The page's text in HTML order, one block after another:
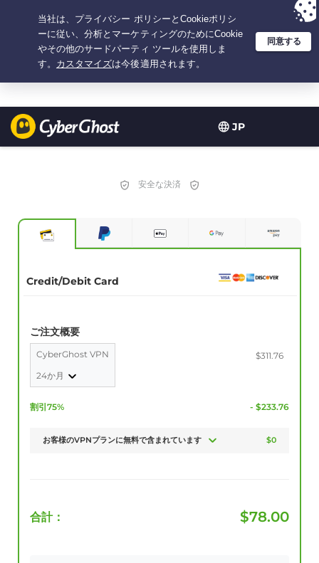
JP
選択プラン：3.3333333333333年間 $ 2.23/月の 大特価
安全な決済
Credit/Debit Card
ご注文概要
CyberGhost VPN
24か月
$311.76
割引75% - $233.76
お客様のVPNプランに無料で含まれています $0
合計： $78.00